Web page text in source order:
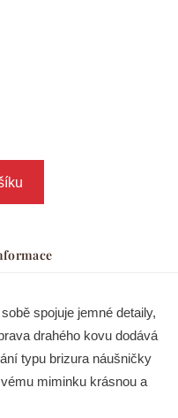
spojuje jemné detaily,
drahého kovu dodává
typu brizura náušničky
miminku krásnou a